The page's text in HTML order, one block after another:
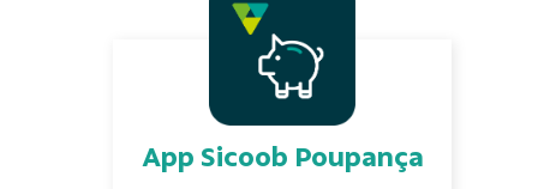
App Sicoob Poupança